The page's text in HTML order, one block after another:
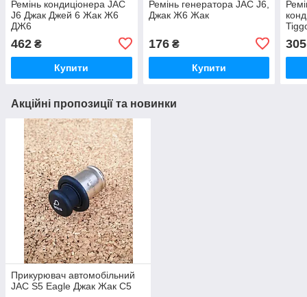
Ремінь кондиціонера JAC
J6 Джак Джей 6 Жак Ж6
ДЖ6
462 ₴
Купити
Ремінь генератора JAC J6,
Джак Ж6 Жак
176₴
Купити
305
Акційні пропозиції та новинки
Прикурювач автомобільний
JAC S5 Eagle Джак Жак С5